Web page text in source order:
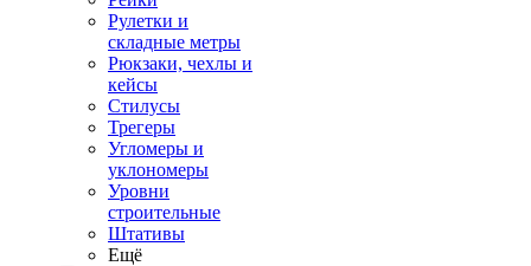
Рулетки и
складные метры
Рюкзаки, чехлы и
кейсы
Стилусы
Трегеры
Угломеры и
уклономеры
Уровни
строительные
Штативы
Ещё